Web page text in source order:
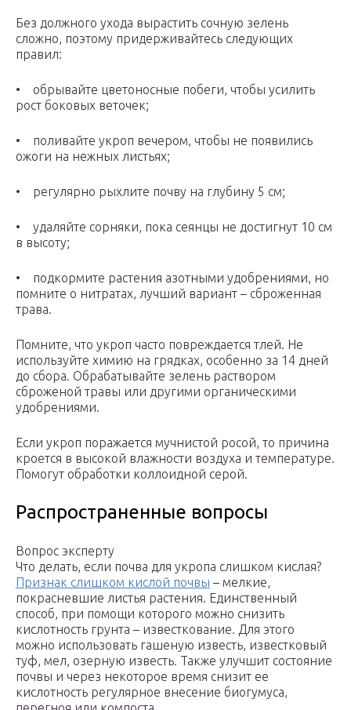
Без должного ухода вырастить сочную зелень
сложно, поэтому придерживайтесь следующих
правил:
• обрывайте цветоносные побеги, чтобы усилить
рост боковых веточек;
• поливайте укроп вечером, чтобы не появились
ожоги на нежных листьях;
• регулярно рыхлите почву на глубину 5 см;
• удаляйте сорняки, пока сеянцы не достигнут 10 см
в высоту;
• подкормите растения азотными удобрениями, но
помните о нитратах, лучший вариант – сброженная
трава.
Помните, что укроп часто повреждается тлей. Не
используйте химию на грядках, особенно за 14 дней
до сбора. Обрабатывайте зелень раствором
сброженой травы или другими органическими
удобрениями.
Если укроп поражается мучнистой росой, то причина
кроется в высокой влажности воздуха и температуре.
Помогут обработки коллоидной серой.
Распространенные вопросы
Вопрос эксперту
Что делать, если почва для укропа слишком кислая?
Признак слишком кислой почвы – мелкие,
покрасневшие листья растения. Единственный
способ, при помощи которого можно снизить
кислотность грунта – известкование. Для этого
можно использовать гашеную известь, известковый
туф, мел, озерную известь. Также улучшит состояние
почвы и через некоторое время снизит ее
кислотность регулярное внесение биогумуса,